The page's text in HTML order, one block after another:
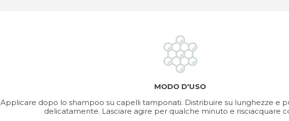
MODO D'USO
Applicare dopo lo shampoo su capelli tamponati. Distribuire su lunghezze e
delicatamente. Lasciare agire per qualche minuto e risciacquare